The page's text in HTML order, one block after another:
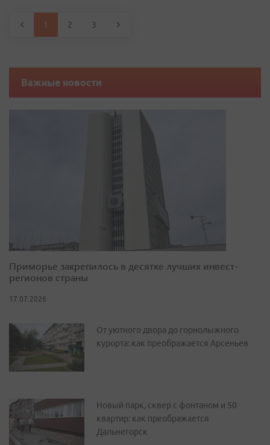
1 2 3
Важные новости
Приморье закрепилось в десятке лучших инвест-
регионов страны
17.07.2026
От уютного двора до горнолыжного
курорта: как преображается Арсеньев
Новый парк, сквер с фонтаном и 50
квартир: как преображается
Дальнегорск